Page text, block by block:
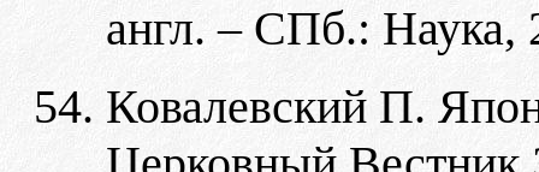
англ. – СПб.: Наука,
Ковалевский П.